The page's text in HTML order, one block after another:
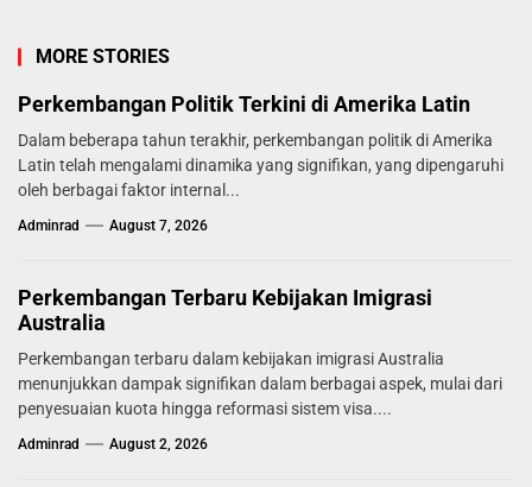
MORE STORIES
Perkembangan Politik Terkini di Amerika Latin
Dalam beberapa tahun terakhir, perkembangan politik di Amerika
Latin telah mengalami dinamika yang signifikan, yang dipengaruhi
oleh berbagai faktor internal...
Adminrad August 7, 2026
Perkembangan Terbaru Kebijakan Imigrasi
Australia
Perkembangan terbaru dalam kebijakan imigrasi Australia
menunjukkan dampak signifikan dalam berbagai aspek, mulai dari
penyesuaian kuota hingga reformasi sistem visa....
Adminrad August 2, 2026